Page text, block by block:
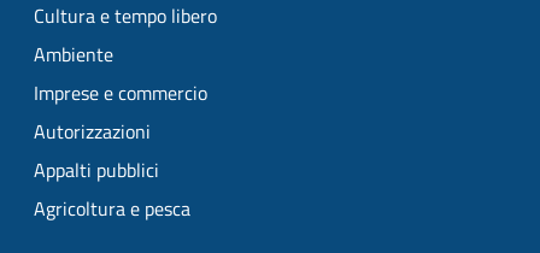
Cultura e tempo libero
Ambiente
Imprese e commercio
Autorizzazioni
Appalti pubblici
Agricoltura e pesca